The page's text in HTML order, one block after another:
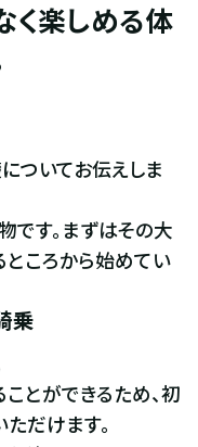
く楽しめる体
ついてお伝えしま
です。まずはその大
ところから始めてい
乗
とができるため、初
だけます。